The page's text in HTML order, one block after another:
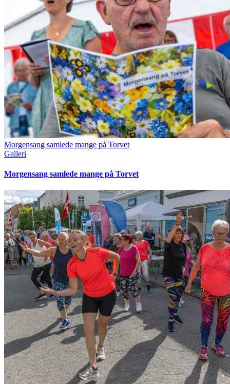
Morgensang samlede mange på Torvet
Galleri
Morgensang samlede mange på Torvet